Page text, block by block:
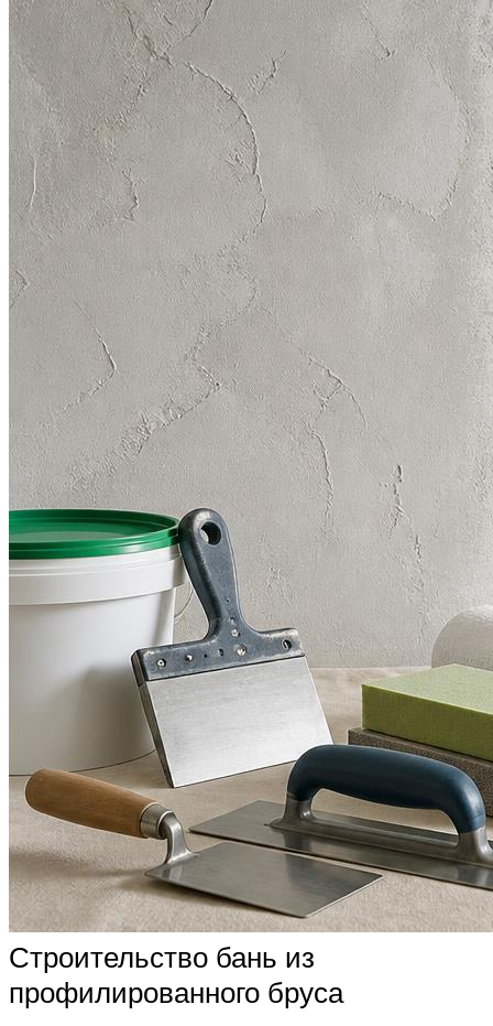
Строительство бань из
профилированного бруса